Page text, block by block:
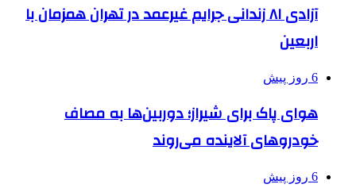
آزادی ۸۱ زندانی جرایم غیرعمد در تهران همزمان با
اربعین
6 روز پیش
هوای پاک برای شیراز؛ دوربین‌ها به مصاف
خودروهای آلاینده می‌روند
6 روز پیش